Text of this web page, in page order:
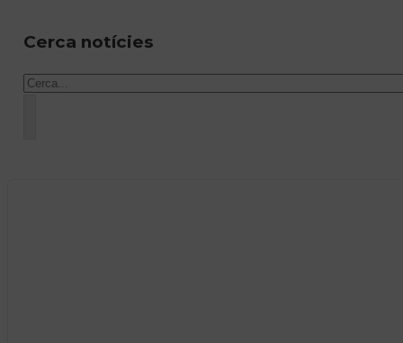
Cerca notícies
Cercar